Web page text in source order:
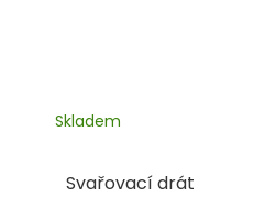
Svařovací drát
Skladem